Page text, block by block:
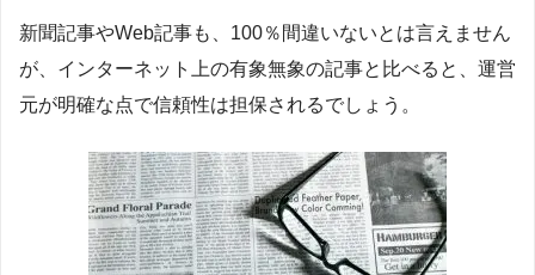
新聞記事やWeb記事も、100％間違いないとは言えません
が、インターネット上の有象無象の記事と比べると、運営
元が明確な点で信頼性は担保されるでしょう。